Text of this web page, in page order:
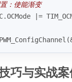
：使能渐变
|=
巧与实战案